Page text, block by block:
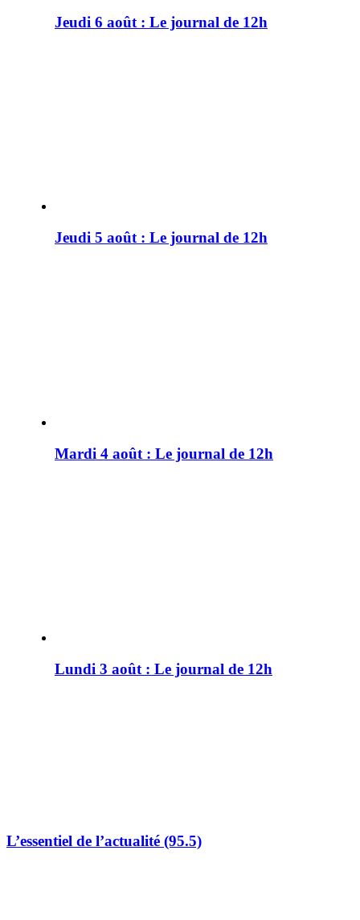
Jeudi 6 août : Le journal de 12h
Jeudi 5 août : Le journal de 12h
Mardi 4 août : Le journal de 12h
Lundi 3 août : Le journal de 12h
L’essentiel de l’actualité (95.5)